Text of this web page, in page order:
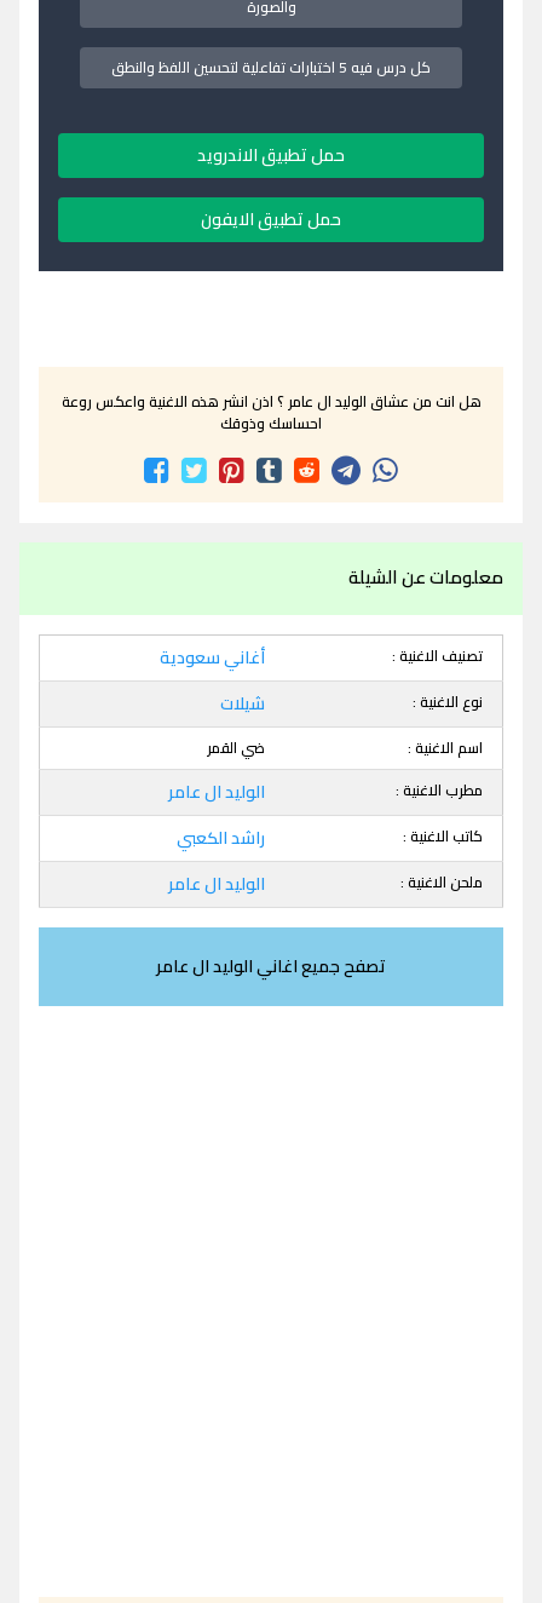
والصورة
كل درس فيه 5 اختبارات تفاعلية لتحسين اللفظ والنطق
حمل تطبيق الاندرويد
حمل تطبيق الايفون
هل انت من عشاق الوليد ال عامر ؟ اذن انشر هذه الاغنية واعكس روعة
احساسك وذوقك
معلومات عن الشيلة
تصنيف الاغنية : أغاني سعودية
نوع الاغنية : شيلات
اسم الاغنية :
ضي القمر
مطرب الاغنية :
الوليد ال عامر
كاتب الاغنية : راشد الكعبي
ملحن الاغنية : الوليد ال عامر
تصفح جميع اغاني الوليد ال عامر